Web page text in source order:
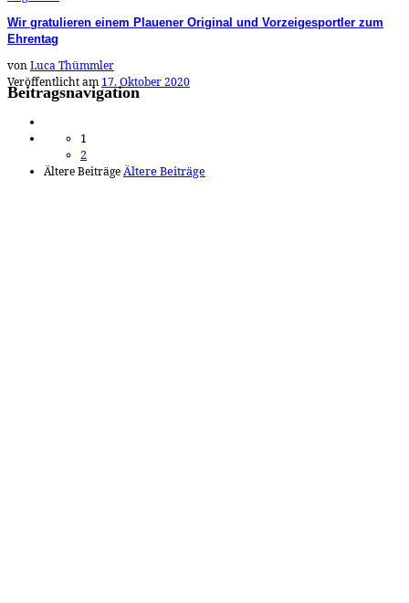
Wir gratulieren einem Plauener Original und Vorzeigesportler zum
Ehrentag
vonLuca Thümmler
Veröffentlicht am 17. Oktober 2020
Beitragsnavigation
1
2
Ältere BeiträgeÄltere Beiträge